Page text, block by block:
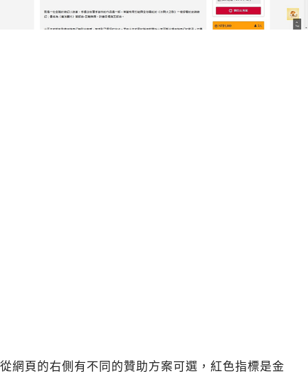
從網頁的右側有不同的贊助方案可選，紅色指標是金